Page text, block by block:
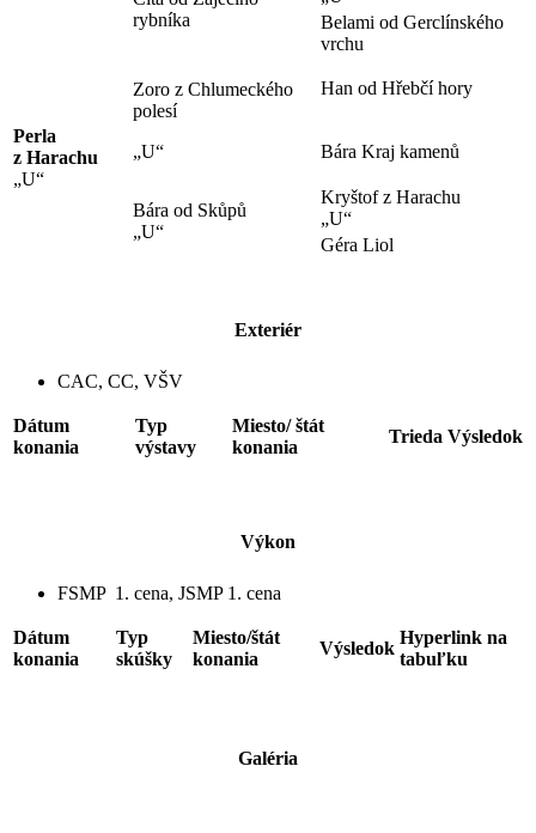
rybníka
Belami od Gerclínského
vrchu
Perla
z Harachu
„U“
Zoro z Chlumeckého
polesí
„U“
Han od Hřebčí hory
Bára Kraj kamenů
Bára od Skůpů
„U“
Kryštof z Harachu
„U“
Géra Liol
Exteriér
CAC, CC, VŠV
Dátum
konania
Typ
výstavy
Miesto/ štát
konania
Trieda Výsledok
Výkon
FSMP 1. cena, JSMP 1. cena
Dátum
konania
Typ
skúšky
Miesto/štát
konania
Výsledok
Hyperlink na
tabuľku
Galéria